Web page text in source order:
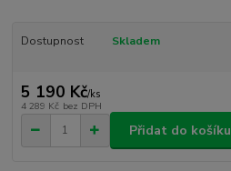
Dostupnost Skladem
5 190 Kč/ks
4 289 Kč bez DPH
Přidat do košíku